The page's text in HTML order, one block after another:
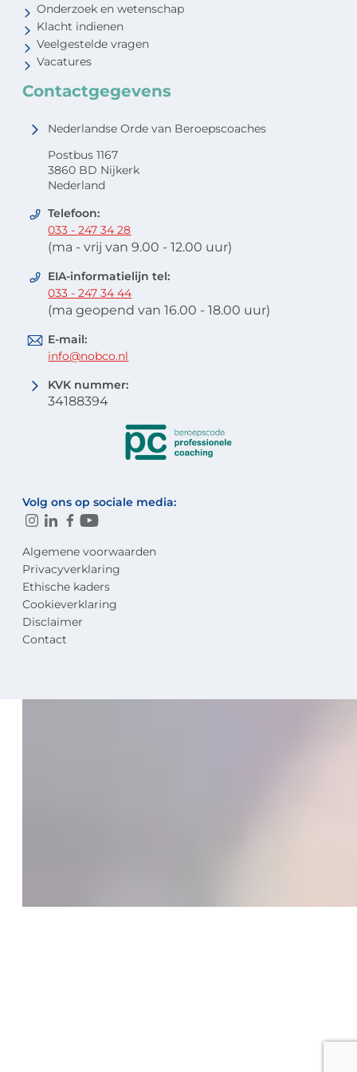
Onderzoek en wetenschap
Klacht indienen
Veelgestelde vragen
Vacatures
Contactgegevens
Nederlandse Orde van Beroepscoaches
Postbus 1167
3860 BD Nijkerk
Nederland
Telefoon:
033 - 247 34 28
(ma - vrij van 9.00 - 12.00 uur)
EIA-informatielijn tel:
033 - 247 34 44
(ma geopend van 16.00 - 18.00 uur)
E-mail:
info@nobco.nl
KVK nummer:
34188394
Volg ons op sociale media:
Algemene voorwaarden
Privacyverklaring
Ethische kaders
Cookieverklaring
Disclaimer
Contact